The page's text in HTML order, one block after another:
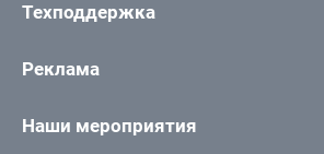
Техподдержка
Реклама
Наши мероприятия